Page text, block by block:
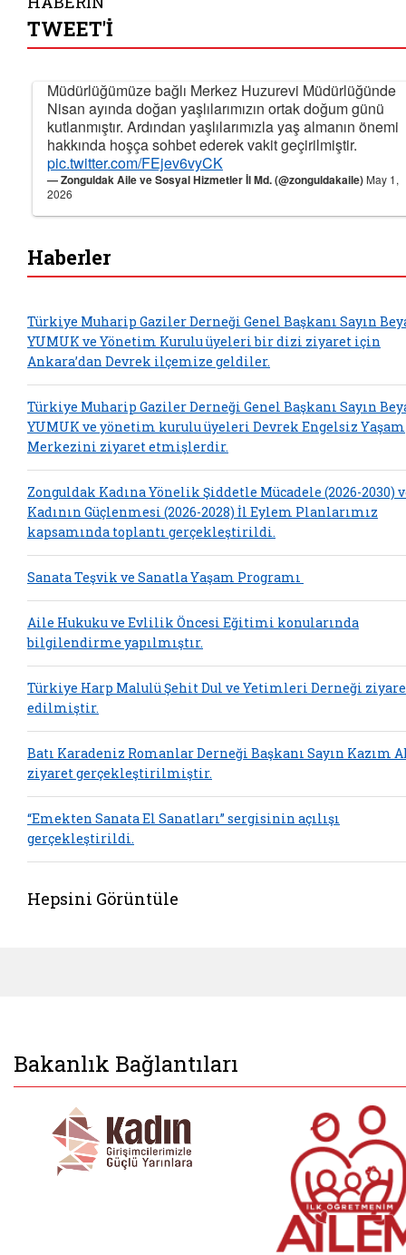
TWEET'İ
Müdürlüğümüze bağlı Merkez Huzurevi Müdürlüğünde
Nisan ayında doğan yaşlılarımızın ortak doğum günü
kutlanmıştır. Ardından yaşlılarımızla yaş almanın önemi
hakkında hoşça sohbet ederek vakit geçirilmiştir.
pic.twitter.com/FEjev6vyCK
— Zonguldak Aile ve Sosyal Hizmetler İl Md. (@zonguldakaile) May 1,
2026
Haberler
Türkiye Muharip Gaziler Derneği Genel Başkanı Sayın
YUMUK ve Yönetim Kurulu üyeleri bir dizi ziyaret için
Ankara’dan Devrek ilçemize geldiler.
Türkiye Muharip Gaziler Derneği Genel Başkanı Sayın
YUMUK ve yönetim kurulu üyeleri Devrek Engelsiz Yaşam
Merkezini ziyaret etmişlerdir.
Zonguldak Kadına Yönelik Şiddetle Mücadele (2026-2030)
Kadının Güçlenmesi (2026-2028) İl Eylem Planlarımız
kapsamında toplantı gerçekleştirildi.
Sanata Teşvik ve Sanatla Yaşam Programı
Aile Hukuku ve Evlilik Öncesi Eğitimi konularında
bilgilendirme yapılmıştır.
Türkiye Harp Malulü Şehit Dul ve Yetimleri Derneği
edilmiştir.
Batı Karadeniz Romanlar Derneği Başkanı Sayın Kazım
ziyaret gerçekleştirilmiştir.
“Emekten Sanata El Sanatları” sergisinin açılışı
gerçekleştirildi.
Hepsini Görüntüle
Bakanlık Bağlantıları